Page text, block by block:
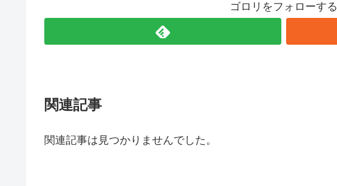
ゴロリをフォローする
関連記事
関連記事は見つかりませんでした。